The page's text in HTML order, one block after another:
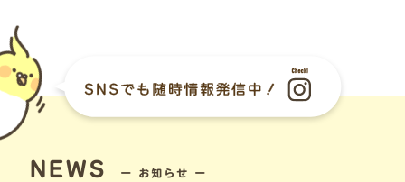
NEWS ー お知らせ ー